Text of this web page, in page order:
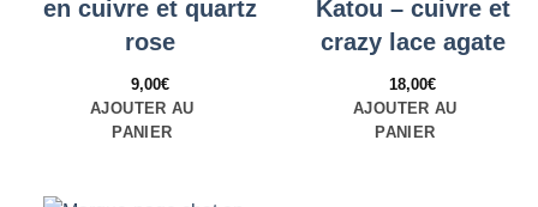
en cuivre et quartz
rose
9,00€
AJOUTER AU
PANIER
Katou – cuivre et
crazy lace agate
18,00€
AJOUTER AU
PANIER